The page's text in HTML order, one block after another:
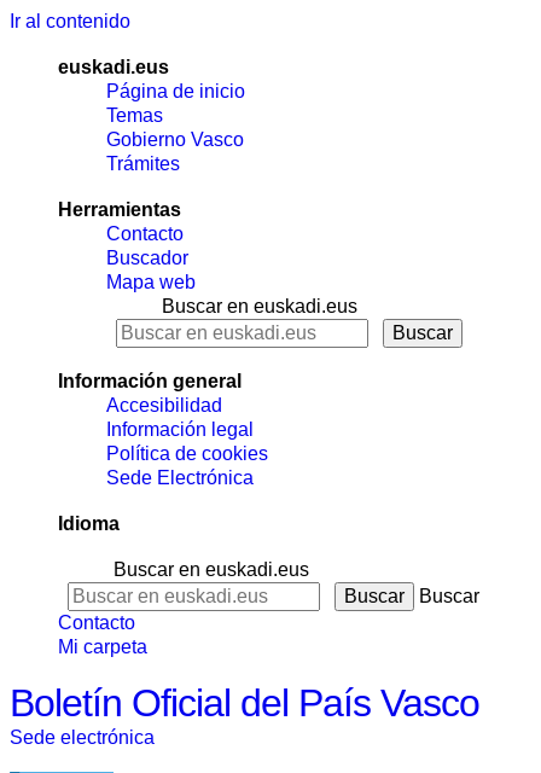
Ir al contenido
euskadi.eus
Página de inicio
Temas
Gobierno Vasco
Trámites
Herramientas
Contacto
Buscador
Mapa web
Buscar en euskadi.eus
Información general
Accesibilidad
Información legal
Política de cookies
Sede Electrónica
Idioma
Buscar en euskadi.eus
Buscar
Contacto
Mi carpeta
Boletín Oficial del País Vasco
Sede electrónica